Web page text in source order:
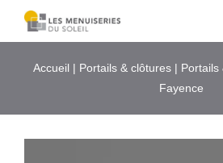
Passer
Accueil | Portails & clôtures| Portails
Fayence